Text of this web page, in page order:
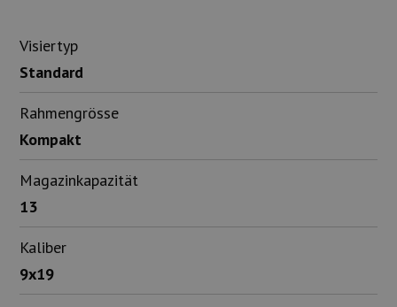
Visiertyp
Standard
Rahmengrösse
Kompakt
Magazinkapazität
13
Kaliber
9x19